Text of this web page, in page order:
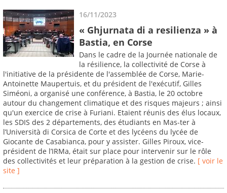
16/11/2023
« Ghjurnata di a resilienza » à
Bastia, en Corse
Dans le cadre de la Journée nationale de
la résilience, la collectivité de Corse à
l'initiative de la présidente de l'assemblée de Corse, Marie-
Antoinette Maupertuis, et du président de l'exécutif, Gilles
Siméoni, a organisé une conférence, à Bastia, le 20 octobre
autour du changement climatique et des risques majeurs ; ainsi
qu'un exercice de crise à Furiani. Etaient réunis des élus locaux,
les SDIS des 2 départements, des étudiants en Mas-ter à
l’Università di Corsica de Corte et des lycéens du lycée de
Giocante de Casabianca, pour y assister. Gilles Piroux, vice-
président de l’IRMa, était sur place pour intervenir sur le rôle
des collectivités et leur préparation à la gestion de crise. [ voir le
site ]